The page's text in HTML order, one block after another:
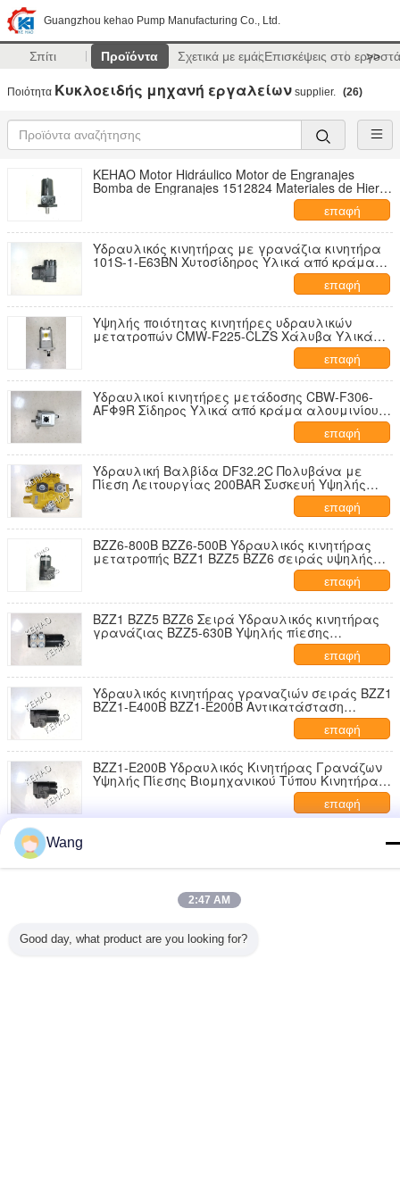
Guangzhou kehao Pump Manufacturing Co., Ltd.
Σπίτι Προϊόντα Σχετικά με εμάςΕπισκέψεις στο >>
Ποιότητα Κυκλοειδής μηχανή εργαλείων supplier. (26)
KEHAO Motor Hidráulico Motor de Engranajes
Bomba de Engranajes 1512824 Materiales de Hierro
Fundido y Aleación de Aluminio Fuente de
Alimentación Bomba de Dirección de Alto Par y Alta
Velocidad OEM
επαφή
Υδραυλικός κινητήρας με γρανάζια κινητήρα
101S-1-E63BN Χυτοσίδηρος Υλικά από κράμα
αλουμινίου Πηγή ισχύος Υψηλή ροπή υψηλής
ταχύτητας αντλία διεύθυνσης Εργοστασιακή
προμήθεια
επαφή
Υψηλής ποιότητας κινητήρες υδραυλικών
μετατροπών CMW-F225-CLZS Χάλυβα Υλικά
επαφή
Υδραυλικοί κινητήρες μετάδοσης CBW-F306-
AFΦ9R Σίδηρος Υλικά από κράμα αλουμινίουl
Σειρά CBW Κινητήρες λαδιού υψηλής
ιπποδύναμης για βιομηχανικά μηχανήματα
Εργοστασιακή προμήθεια
επαφή
Υδραυλική Βαλβίδα DF32.2C Πολυβάνα με
Πίεση Λειτουργίας 200BAR Συσκευή Υψηλής
Απόδοσης Ισχύος Κινητήρα για Βαρέα
επαφή
BZZ6-800B BZZ6-500B Υδραυλικός κινητήρας
μετατροπής BZZ1 BZZ5 BZZ6 σειράς υψηλής
πίεσης βιομηχανικής κλάσης μετατροπής
Ελαιοκινητήρα αντικατάστασης σχεδιασμένο
για υψηλή ροπή και σταθερή χαμηλή ταχύτητα
επαφή
BZZ1 BZZ5 BZZ6 Σειρά Υδραυλικός κινητήρας
γρανάζιας BZZ5-630B Υψηλής πίεσης
Βιομηχανικής κλάσης Εξαρτήματα γρανάζιας
Αερίου Αντικατάσταση κινητήρα για
κατασκευαστικό εξοπλισμό
επαφή
Υδραυλικός κινητήρας γραναζιών σειράς BZZ1
BZZ1-E400B BZZ1-E200B Αντικατάσταση
κινητήρα γραναζιού σχεδιασμένος για υψηλή
ροπή και σταθερή απόδοση σε χαμηλές
ταχύτητες
επαφή
BZZ1-E200B Υδραυλικός Κινητήρας Γρανάζων
Υψηλής Πίεσης Βιομηχανικού Τύπου Κινητήρας
Λαδιού Γρανάζων Αντικατάσταση για
επαφή
200B BZZ5-E250B BZZ5-315B BZZ5-400B
1 / 3
Wang
2:47 AM
Good day, what product are you looking for?